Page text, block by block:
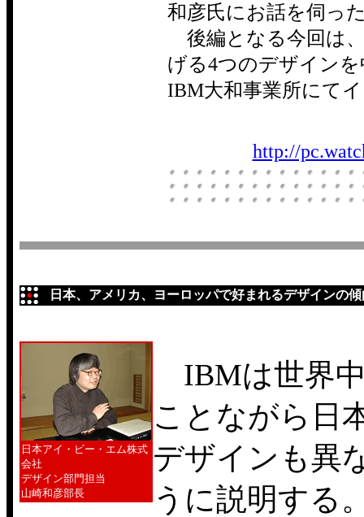
和彦氏にお話を伺っ
後編となる今回は
げる4つのデザインを
IBM大和事業所にて
http://
日本、アメリカ、ヨーロッパで好まれるデザインの傾
日本アイ・ビー・エム株式
会社
デザイン部門担当
山崎和彦部長
IBMは世界中
ことながら日
デザインも異
うに説明する